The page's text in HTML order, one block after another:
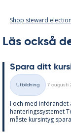
Shop steward
Läs också
Spa­ra ditt
Kategorier
Utbildning
7 augusti
I och med
han­te­rings­sy­ste­met
mås­te kursin­tyg